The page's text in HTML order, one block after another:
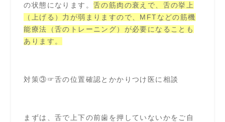
の状態になります。 舌の筋肉の衰えで、舌の挙上
（上げる）力が弱まりますので、MFTなどの筋機
能療法（舌のトレーニング）が必要になることも
あります。
対策③☞舌の位置確認とかかりつけ医に相談
まずは、舌で上下の前歯を押していないかをご自